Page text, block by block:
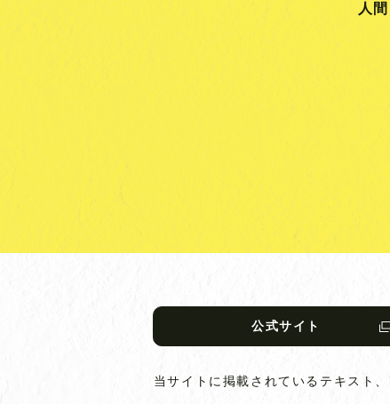
人
公式サイト
当サイトに掲載されているテキスト